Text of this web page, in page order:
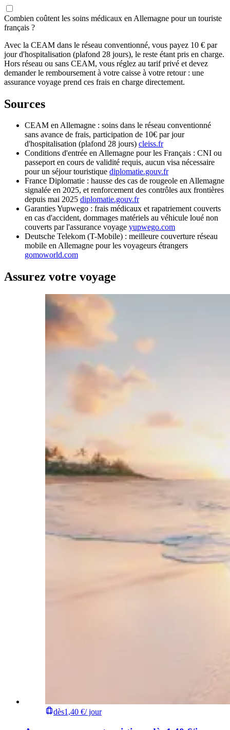
Combien coûtent les soins médicaux en Allemagne pour un touriste
français ?
Avec la CEAM dans le réseau conventionné, vous payez 10 € par
jour d'hospitalisation (plafond 28 jours), le reste étant pris en charge.
Hors réseau ou sans CEAM, vous réglez au tarif privé et devez
demander le remboursement à votre caisse à votre retour : une
assurance voyage prend ces frais en charge directement.
Sources
CEAM en Allemagne : soins dans le réseau conventionné
sans avance de frais, participation de 10€ par jour
d'hospitalisation (plafond 28 jours) cleiss.fr
Conditions d'entrée en Allemagne pour les Français : CNI ou
passeport en cours de validité requis, aucun visa nécessaire
pour un séjour touristique diplomatie.gouv.fr
France Diplomatie : hausse des cas de rougeole en Allemagne
signalée en 2025, et renforcement des contrôles aux frontières
depuis mai 2025 diplomatie.gouv.fr
Garanties Yupwego : frais médicaux et rapatriement couverts
en cas d'accident, dommages matériels au véhicule loué non
couverts par l'assurance voyage yupwego.com
Deutsche Telekom (T-Mobile) : meilleure couverture réseau
mobile en Allemagne pour les voyageurs étrangers
gomoworld.com
Assurez votre voyage
dès1,40 €/ jour